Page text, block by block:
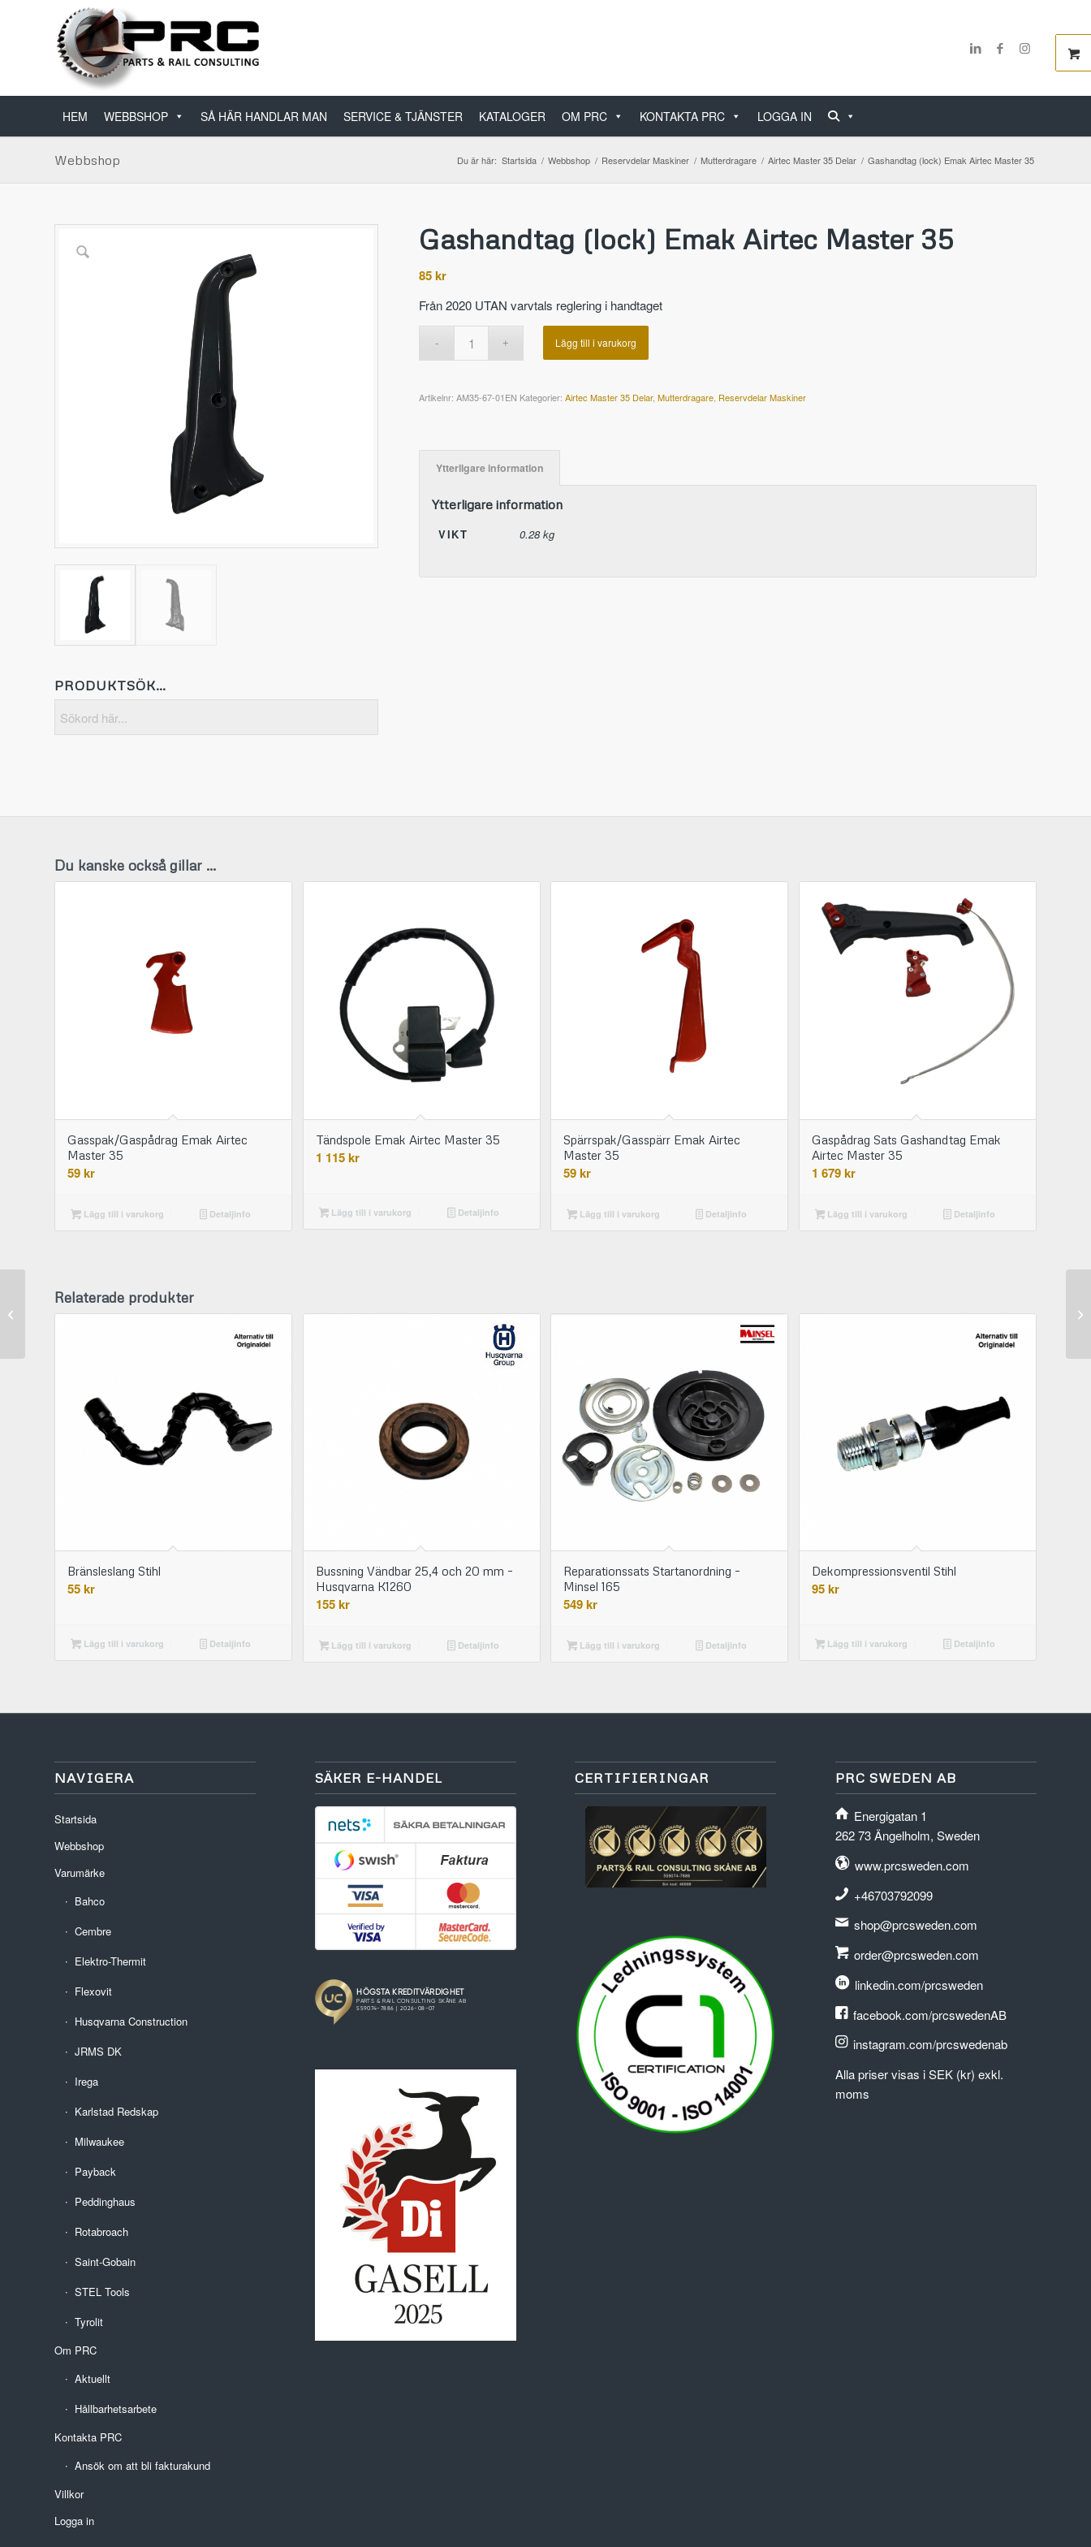
HEM WEBBSHOP SÅ HÄR HANDLAR MAN SERVICE & TJÄNSTER KATALOGER OM PRC KONTAKTA PRC LOGGA IN
Webbshop Du är här: Startsida / Webbshop / Reservdelar Maskiner / Mutterdragare / Airtec Master 35 Delar / Gashandtag (lock) Emak Airtec Master 35
PRODUKTSÖK…
Gashandtag (lock) Emak Airtec Master 35
85kr
Från 2020 UTAN varvtals reglering i handtaget
Lägg till i varukorg
Artikelnr:AM35-67-01EN Kategorier:Airtec Master 35 Delar,Mutterdragare Reservdelar Maskiner
Ytterligare information
Ytterligare information
VIKT 0.28 kg
Du kanske också gillar …
Gasspak/Gaspådrag Emak Airtec
Master 35
59kr
Lägg till i varukorg Detaljinfo
Tändspole Emak Airtec Master 35
1 115kr
Lägg till i varukorg Detaljinfo
Spärrspak/Gasspärr Emak Airtec
Master 35
59kr
Lägg till i varukorg Detaljinfo
Gaspådrag Sats Gashandtag Emak
Airtec Master 35
1 679kr
Lägg till i varukorg Detaljinfo
Relaterade produkter
Bränsleslang Stihl
55kr
Lägg till i varukorg Detaljinfo
Bussning Vändbar 25,4 och 20 mm –
Husqvarna K1260
155kr
Lägg till i varukorg Detaljinfo
Reparationssats Startanordning –
Minsel 165
549kr
Lägg till i varukorg Detaljinfo
Dekompressionsventil Stihl
95kr
Lägg till i varukorg Detaljinfo
NAVIGERA
Startsida
Webbshop
Varumärke
Bahco
Cembre
Elektro-Thermit
Flexovit
Husqvarna Construction
JRMS DK
Irega
Karlstad Redskap
Milwaukee
Payback
Peddinghaus
Rotabroach
Saint-Gobain
STEL Tools
Tyrolit
Om PRC
Aktuellt
Hållbarhetsarbete
Kontakta PRC
Ansök om att bli fakturakund
Villkor
Logga in
SÄKER E-HANDEL CERTIFIERINGAR PRC SWEDEN AB
Energigatan 1
262 73 Ängelholm, Sweden
www.prcsweden.com
+46703792099
shop@prcsweden.com
order@prcsweden.com
linkedin.com/prcsweden
facebook.com/prcswedenAB
instagram.com/prcswedenab
Alla priser visas i SEK (kr) exkl.
moms
Tankhus Emak Airtec